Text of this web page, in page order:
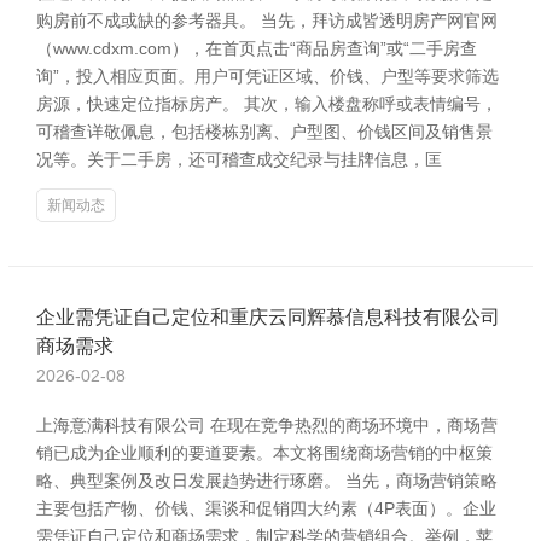
购房前不成或缺的参考器具。 当先，拜访成皆透明房产网官网
（www.cdxm.com），在首页点击“商品房查询”或“二手房查
询”，投入相应页面。用户可凭证区域、价钱、户型等要求筛选
房源，快速定位指标房产。 其次，输入楼盘称呼或表情编号，
可稽查详敬佩息，包括楼栋别离、户型图、价钱区间及销售景
况等。关于二手房，还可稽查成交纪录与挂牌信息，匡
新闻动态
企业需凭证自己定位和重庆云同辉慕信息科技有限公司
商场需求
2026-02-08
上海意满科技有限公司 在现在竞争热烈的商场环境中，商场营
销已成为企业顺利的要道要素。本文将围绕商场营销的中枢策
略、典型案例及改日发展趋势进行琢磨。 当先，商场营销策略
主要包括产物、价钱、渠谈和促销四大约素（4P表面）。企业
需凭证自己定位和商场需求，制定科学的营销组合。举例，苹